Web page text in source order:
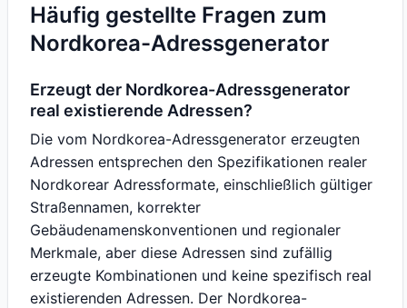
Häufig gestellte Fragen zum
Nordkorea-Adressgenerator
Erzeugt der Nordkorea-Adressgenerator
real existierende Adressen?
Die vom Nordkorea-Adressgenerator erzeugten
Adressen entsprechen den Spezifikationen realer
Nordkorear Adressformate, einschließlich gültiger
Straßennamen, korrekter
Gebäudenamenskonventionen und regionaler
Merkmale, aber diese Adressen sind zufällig
erzeugte Kombinationen und keine spezifisch real
existierenden Adressen. Der Nordkorea-